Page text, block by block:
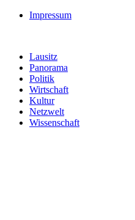
Impressum
Lausitz
Panorama
Politik
Wirtschaft
Kultur
Netzwelt
Wissenschaft